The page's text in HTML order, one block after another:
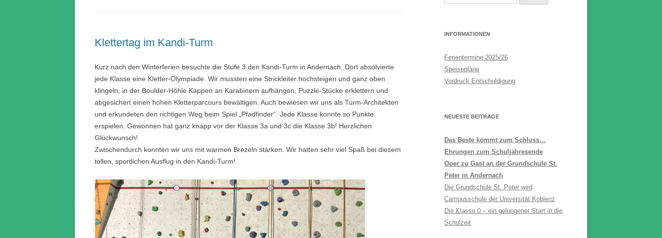
Klettertag im Kandi-Turm
Kurz nach den Winterferien besuchte die Stufe 3 den Kandi-Turm in Andernach. Dort absolvierte
jede Klasse eine Kletter-Olympiade. Wir mussten eine Strickleiter hochsteigen und ganz oben
klingeln, in der Boulder-Höhle Kappen an Karabinern aufhängen, Puzzle-Stücke erklettern und
abgesichert einen hohen Kletterparcours bewältigen. Auch bewiesen wir uns als Turm-Architekten
und erkundeten den richtigen Weg beim Spiel „Pfadfinder“. Jede Klasse konnte so Punkte
erspielen. Gewonnen hat ganz knapp vor der Klasse 3a und 3c die Klasse 3b! Herzlichen
Glückwunsch!
Zwischendurch konnten wir uns mit warmen Brezeln stärken. Wir hatten sehr viel Spaß bei diesem
tollen, sportlichen Ausflug in den Kandi-Turm!
INFORMATIONEN
Ferientermine 2025/26
Speisepläne
Vordruck Entschuldigung
NEUESTE BEITRÄGE
Das Beste kommt zum Schluss…
Ehrungen zum Schuljahresende
Oper zu Gast an der Grundschule St.
Peter in Andernach
Die Grundschule St. Peter wird
Campusschule der Universität Koblenz
Die Klasse 0 – ein gelungener Start in die
Schulzeit